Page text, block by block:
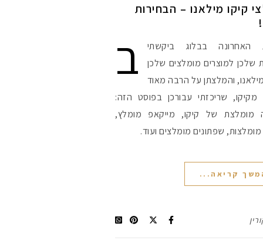
קיקו מילאנו – הבחירות
ב
האחרונה בבלוג ביקשתי
שלכן למוצרים מומלצים שלכן
והמלצתן על הרבה מאוד
מקיקו, שריכזתי עבורכן בפוסט הזה:
מומלצת של קיקו, מייקאפ מומלץ,
מומלצות, שפתונים מומלצים ועוד.
קריאה...